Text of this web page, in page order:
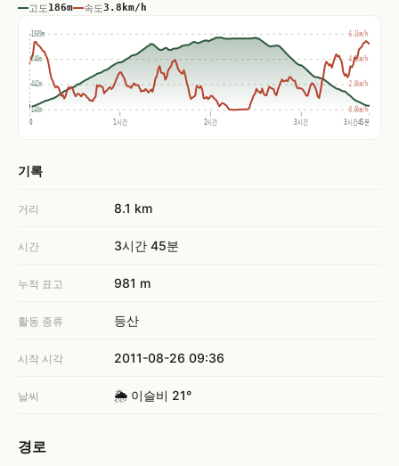
고도186m 속도3.8km/h
0 1시간 2시간 3시간 3시간45분
1039m
740m
442m
143m
6.1km/h
4.1km/h
2.0km/h
0.0km/h
기록
거리 8.1 km
시간 3시간 45분
누적 표고 981 m
활동 종류 등산
시작 시각 2011-08-26 09:36
날씨 🌦️ 이슬비 21°
경로